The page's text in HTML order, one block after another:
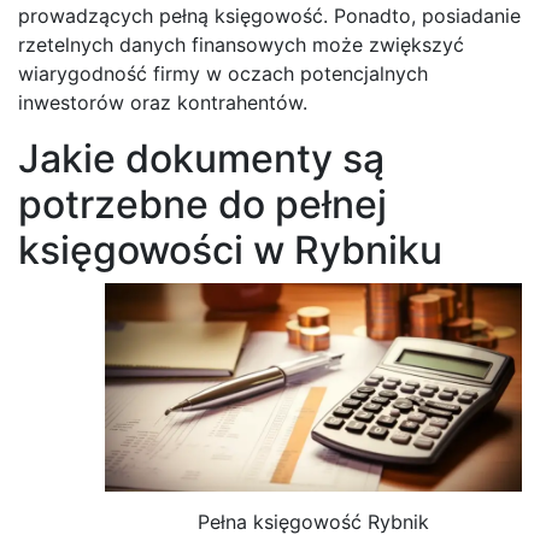
prowadzących pełną księgowość. Ponadto, posiadanie
rzetelnych danych finansowych może zwiększyć
wiarygodność firmy w oczach potencjalnych
inwestorów oraz kontrahentów.
Jakie dokumenty są
potrzebne do pełnej
księgowości w Rybniku
Pełna księgowość Rybnik